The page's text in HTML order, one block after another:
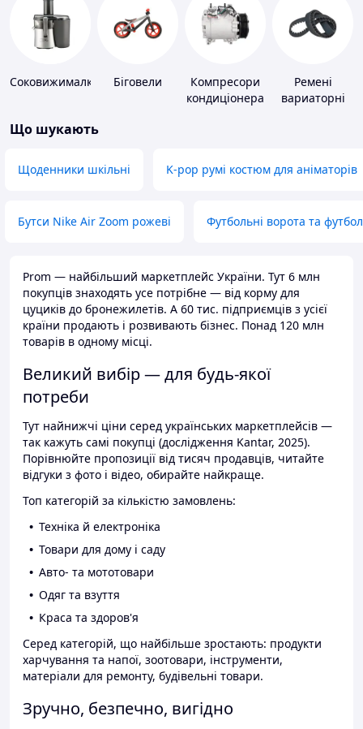
Соковижималки Біговели
Компресори
кондиціонера
Ремені
вариаторні
Що шукають
Щоденники шкільні K-pop румі костюм для аніматорів
Бутси Nike Air Zoom рожеві Футбольні ворота та
Prom — найбільший маркетплейс України. Тут 6 млн
покупців знаходять усе потрібне — від корму для
цуциків до бронежилетів. А 60 тис. підприємців з усієї
країни продають і розвивають бізнес. Понад 120 млн
товарів в одному місці.
Великий вибір — для будь-якої
потреби
Тут найнижчі ціни серед українських маркетплейсів —
так кажуть самі покупці (дослідження Kantar, 2025).
Порівнюйте пропозиції від тисяч продавців, читайте
відгуки з фото і відео, обирайте найкраще.
Топ категорій за кількістю замовлень:
Техніка й електроніка
Товари для дому і саду
Авто- та мототовари
Одяг та взуття
Краса та здоров'я
Серед категорій, що найбільше зростають: продукти
харчування та напої, зоотовари, інструменти,
матеріали для ремонту, будівельні товари.
Зручно, безпечно, вигідно